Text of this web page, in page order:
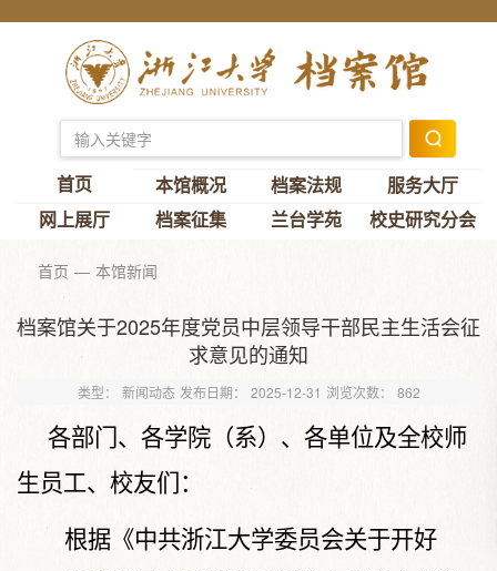
首页 本馆概况 档案法规
服务大厅
网上展厅
档案征集 兰台学苑 校史研究分会
首页 本馆新闻
档案馆关于2025年度党员中层领导干部民主生活会征
求意见的通知
类型： 新闻动态 发布日期： 2025-12-31 浏览次数： 862
各部门、 各学院（系）、各单位及全校师
生员工、校友们：
根据《中共浙江大学委员会关于开好